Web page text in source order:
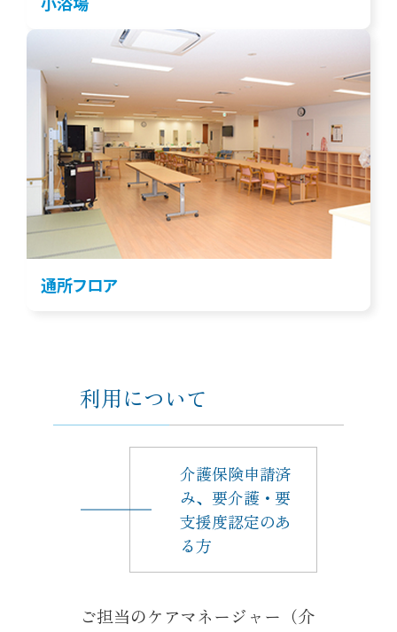
通所フロア
利用について
介護保険申請済
み、要介護・要
支援度認定のあ
る方
ご担当のケアマネージャー（介